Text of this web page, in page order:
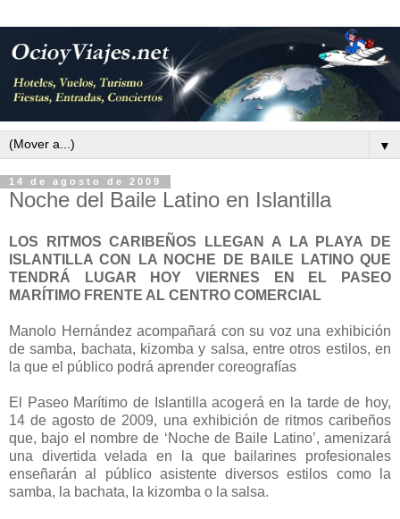
▼
14 de agosto de 2009
Noche del Baile Latino en Islantilla
LOS RITMOS CARIBEÑOS LLEGAN A LA PLAYA DE
ISLANTILLA CON LA NOCHE DE BAILE LATINO QUE
TENDRÁ LUGAR HOY VIERNES EN EL PASEO
MARÍTIMO FRENTE AL CENTRO COMERCIAL
Manolo Hernández acompañará con su voz una exhibición
de samba, bachata, kizomba y salsa, entre otros estilos, en
la que el público podrá aprender coreografías
El Paseo Marítimo de Islantilla acogerá en la tarde de hoy,
14 de agosto de 2009, una exhibición de ritmos caribeños
que, bajo el nombre de ‘Noche de Baile Latino’, amenizará
una divertida velada en la que bailarines profesionales
enseñarán al público asistente diversos estilos como la
samba, la bachata, la kizomba o la salsa.